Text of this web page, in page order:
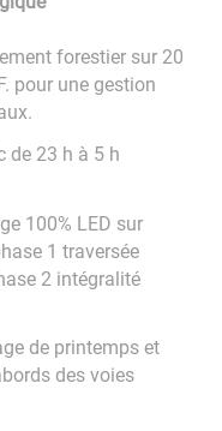
forestier sur 20
pour une gestion
de 23 h à 5 h
100% LED sur
1 traversée
2 intégralité
de printemps et
des voies